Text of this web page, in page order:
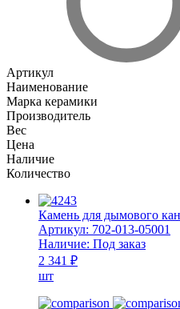
Артикул
Наименование
Марка керамики
Производитель
Вес
Цена
Наличие
Количество
Камень для дымового
Артикул: 702-013-05001
Наличие: Под заказ
2 341 ₽
шт